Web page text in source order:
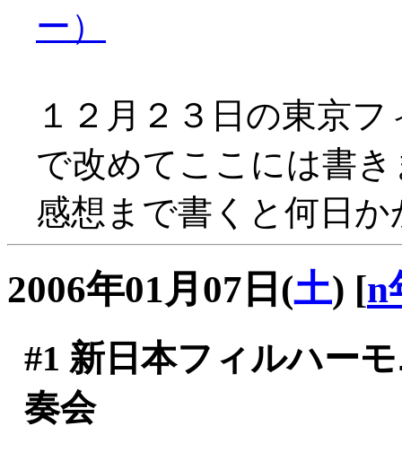
ー）
１２月２３日の東京
で改めてここには書
感想まで書くと何日
2006年01月07日(土) [n
#1 新日本フィルハー
奏会